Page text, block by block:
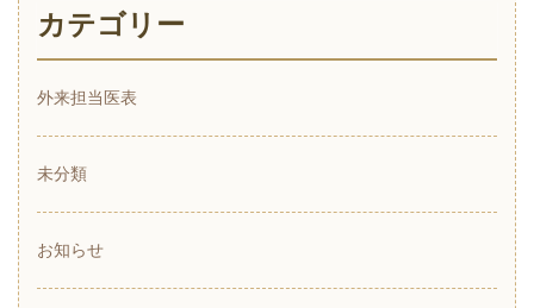
カテゴリー
外来担当医表
未分類
お知らせ